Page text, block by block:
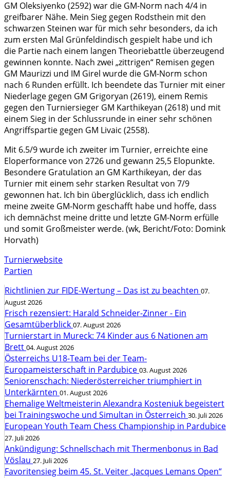
GM Oleksiyenko (2592) war die GM-Norm nach 4/4 in
greifbarer Nähe. Mein Sieg gegen Rodsthein mit den
schwarzen Steinen war für mich sehr besonders, da ich
zum ersten Mal Grünfeldindisch gespielt habe und ich
die Partie nach einem langen Theoriebattle überzeugend
gewinnen konnte. Nach zwei „zittrigen“ Remisen gegen
GM Maurizzi und IM Girel wurde die GM-Norm schon
nach 6 Runden erfüllt. Ich beendete das Turnier mit einer
Niederlage gegen GM Grigoryan (2619), einem Remis
gegen den Turniersieger GM Karthikeyan (2618) und mit
einem Sieg in der Schlussrunde in einer sehr schönen
Angriffspartie gegen GM Livaic (2558).
Mit 6.5/9 wurde ich zweiter im Turnier, erreichte eine
Eloperformance von 2726 und gewann 25,5 Elopunkte.
Besondere Gratulation an GM Karthikeyan, der das
Turnier mit einem sehr starken Resultat von 7/9
gewonnen hat. Ich bin überglücklich, dass ich endlich
meine zweite GM-Norm geschafft habe und hoffe, dass
ich demnächst meine dritte und letzte GM-Norm erfülle
und somit Großmeister werde. (wk, Bericht/Foto: Domink
Horvath)
Turnierwebsite
Partien
Richtlinien zur FIDE-Wertung – Das ist zu beachten 07.
August 2026
Frisch rezensiert: Harald Schneider-Zinner - Ein
Gesamtüberblick 07. August 2026
Turnierstart in Mureck: 74 Kinder aus 6 Nationen am
Brett 04. August 2026
Österreichs U18-Team bei der Team-
Europameisterschaft in Pardubice 03. August 2026
Seniorenschach: Niederösterreicher triumphiert in
Unterkärnten 01. August 2026
Ehemalige Weltmeisterin Alexandra Kosteniuk begeistert
bei Trainingswoche und Simultan in Österreich 30. Juli 2026
European Youth Team Chess Championship in Pardubice
27. Juli 2026
Ankündigung: Schnellschach mit Thermenbonus in Bad
Vöslau 27. Juli 2026
Favoritensieg beim 45. St. Veiter „Jacques Lemans Open“